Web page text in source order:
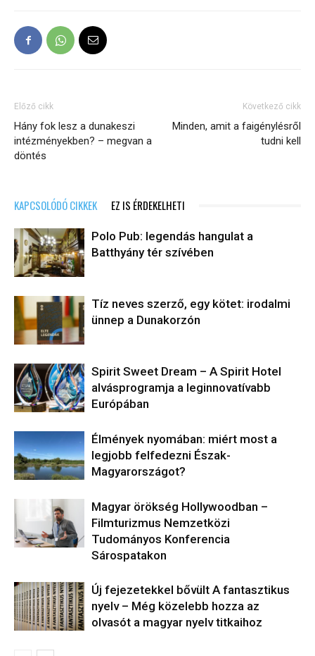
Előző cikk
Hány fok lesz a dunakeszi
intézményekben? – megvan a
döntés
Következő cikk
Minden, amit a faigénylésről
tudni kell
KAPCSOLÓDÓ CIKKEK EZ IS ÉRDEKELHETI
Polo Pub: legendás hangulat a
Batthyány tér szívében
Tíz neves szerző, egy kötet: irodalmi
ünnep a Dunakorzón
​Spirit Sweet Dream – A Spirit Hotel
alvásprogramja a leginnovatívabb
Európában
Élmények nyomában: miért most a
legjobb felfedezni Észak-
Magyarországot?
Magyar örökség Hollywoodban –
Filmturizmus Nemzetközi
Tudományos Konferencia
Sárospatakon
Új fejezetekkel bővült A fantasztikus
nyelv – Még közelebb hozza az
olvasót a magyar nyelv titkaihoz